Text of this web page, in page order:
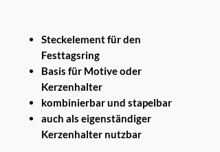
Steckelement für den
Festtagsring
Basis für Motive oder
Kerzenhalter
kombinierbar und stapelbar
auch als eigenständiger
Kerzenhalter nutzbar